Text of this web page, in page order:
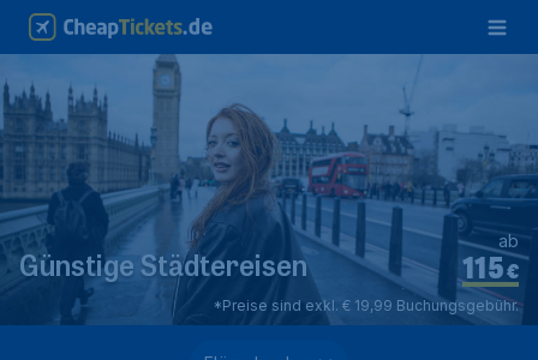
Günstige Städtereisen €
115
ab
*Preise sind exkl. € 19,99 Buchungsgebühr.